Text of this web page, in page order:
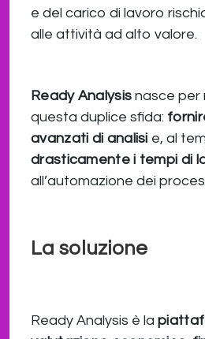
e del carico di lavoro
alle attività ad alto valore.
Ready Analysis nasce per
questa duplice sfida:
avanzati di analisi e, al
drasticamente i tempi di
all’automazione dei
La soluzione
Ready Analysis è la